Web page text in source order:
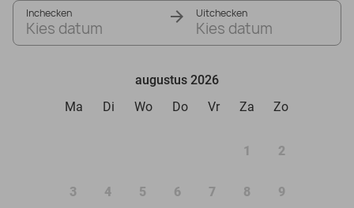
Inchecken
Kies datum
Uitchecken
Kies datum
augustus 2026
Ma
Di Wo Do Vr Za Zo
1 2
3 4 5 6 7 8 9